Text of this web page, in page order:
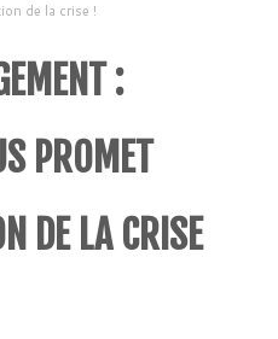
de la crise !
:
PROMET
DE LA CRISE